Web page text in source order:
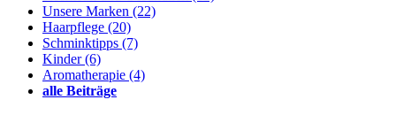
Unsere Marken (22)
Haarpflege (20)
Schminktipps (7)
Kinder(6)
Aromatherapie (4)
alle Beiträge